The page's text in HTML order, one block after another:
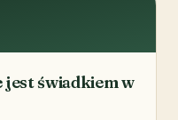
jest świadkiem w